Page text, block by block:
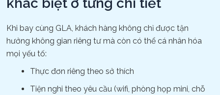
khác biệt ở từng chi tiết
Khi bay cùng GLA, khách hàng không chỉ được tận
hưởng không gian riêng tư mà còn có thể cá nhân hóa
mọi yếu tố:
Thực đơn riêng theo sở thích
Tiện nghi theo yêu cầu (wifi, phòng họp mini, chỗ